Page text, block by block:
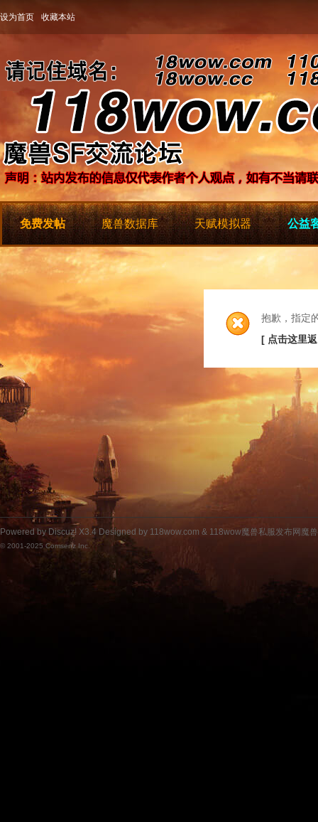
设为首页 收藏本站
免费发帖 魔兽数据库 天赋模拟器 公益
抱歉，指定
[ 点击这里
Powered by Discuz! X3.4 Designed by 118wow.com & 118wow魔兽私服发布网魔
© 2001-2025 Comsenz Inc.